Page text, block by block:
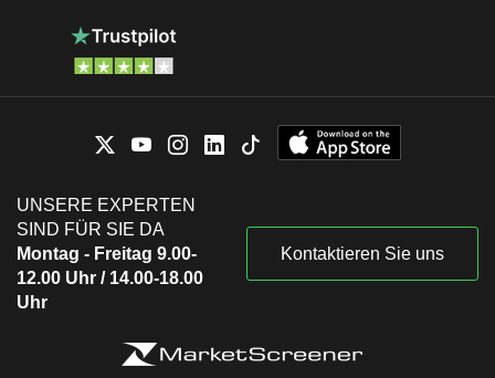
UNSERE EXPERTEN
SIND FÜR SIE DA
Montag - Freitag 9.00-
12.00 Uhr / 14.00-18.00
Uhr
Kontaktieren Sie uns